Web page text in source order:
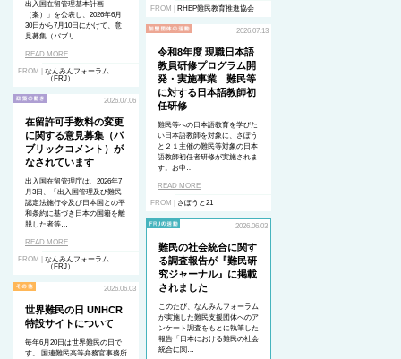
FROM | RHEP難民教育推進協会
出入国在留管理基本計画
（案）」を公表し、2026年6月
30日から7月10日にかけて、意
見募集（パブリ…
READ MORE
FROM | なんみんフォーラム
（FRJ）
2026.07.13
令和8年度 現職日本語
教員研修プログラム開
発・実施事業 難民等
に対する日本語教師初
任研修
難民等への日本語教育を学びた
い日本語教師を対象に、さぽう
と２１主催の難民等対象の日本
語教師初任者研修が実施されま
す。お申…
READ MORE
FROM | さぽうと21
2026.07.06
在留許可手数料の変更
に関する意見募集（パ
ブリックコメント）が
なされています
出入国在留管理庁は、2026年7
月3日、「出入国管理及び難民
認定法施行令及び日本国との平
和条約に基づき日本の国籍を離
脱した者等…
READ MORE
FROM | なんみんフォーラム
（FRJ）
2026.06.03
難民の社会統合に関す
る調査報告が『難民研
究ジャーナル』に掲載
されました
このたび、なんみんフォーラム
が実施した難民支援団体へのア
ンケート調査をもとに執筆した
報告「日本における難民の社会
統合に関…
2026.06.03
世界難民の日 UNHCR
特設サイトについて
毎年6月20日は世界難民の日で
す。 国連難民高等弁務官事務所